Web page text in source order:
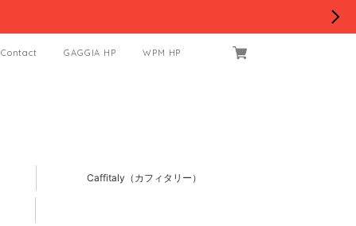
Contact GAGGIA HP WPM HP
Caffitaly（カフィタリー）